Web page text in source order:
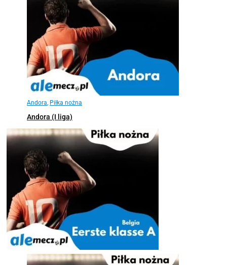
Andora, Piłka nożna
Andora (I liga)